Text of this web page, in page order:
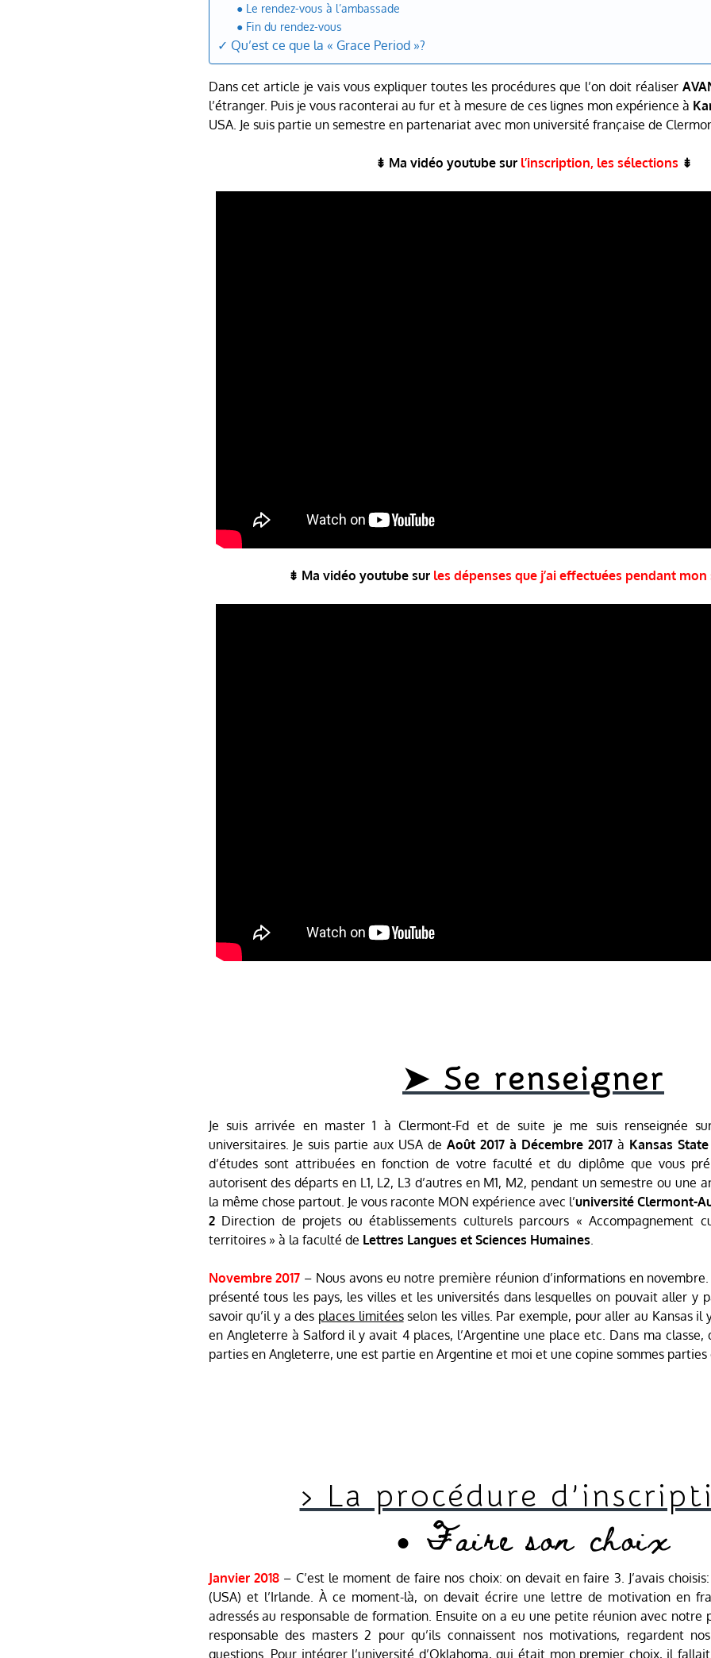
● Le rendez-vous à l’ambassade
● Fin du rendez-vous
✓ Qu’est ce que la « Grace Period »?
Dans cet article je vais vous expliquer toutes les procédures que l’on doit réaliser
l’étranger. Puis je vous raconterai au fur et à mesure de ces lignes mon expérience à
USA. Je suis partie un semestre en partenariat avec mon université française de
⇟ Ma vidéo youtube sur l’inscription, les sélections ⇟
⇟ Ma vidéo youtube sur les dépenses que j’ai effectuées pendant
➤ Se renseigner
Je suis arrivée en master 1 à Clermont-Fd et de suite je me suis renseignée
universitaires. Je suis partie aux USA deAoût 2017 à Décembre 2017à Kansas
d’études sont attribuées en fonction de votre faculté et du diplôme que vous
autorisent des départs en L1, L2, L3 d’autres en M1, M2, pendant un semestre ou une
la même chose partout. Je vous raconte MON expérience avec l’université Clermont-
2Direction de projets ou établissements culturels parcours « Accompagnement
territoires » à la faculté de Lettres Langues et Sciences Humaines.
Novembre 2017 – Nous avons eu notre première réunion d’informations en
présenté tous les pays, les villes et les universités dans lesquelles on pouvait aller y
savoir qu’il y a des places limitéesselon les villes. Par exemple, pour aller au Kansas il
en Angleterre à Salford il y avait 4 places, l’Argentine une place etc. Dans ma classe,
parties en Angleterre, une est partie en Argentine et moi et une copine sommes parties
› La procédure
● Faire son choix
Janvier 2018– C’est le moment de faire nos choix: on devait en faire 3. J’avais
(USA) et l’Irlande. À ce moment-là, on devait écrire une lettre de motivation en
adressés au responsable de formation. Ensuite on a eu une petite réunion avec notre
responsable des masters 2 pour qu’ils connaissent nos motivations, regardent
questions. Pour intégrer l’université d’Oklahoma, qui était mon premier choix, il